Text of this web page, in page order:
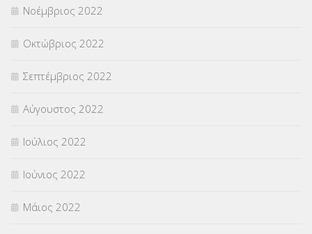
Νοέμβριος 2022
Οκτώβριος 2022
Σεπτέμβριος 2022
Αύγουστος 2022
Ιούλιος 2022
Ιούνιος 2022
Μάιος 2022